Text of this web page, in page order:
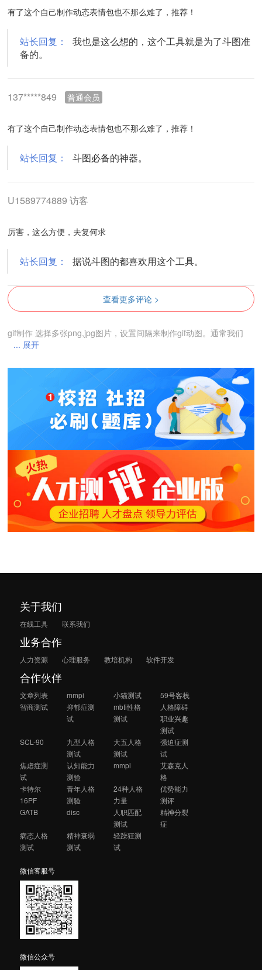
有了这个自己制作动态表情包也不那么难了，推荐！
站长回复：
我也是这么想的，这个工具就是为了斗图准
备的。
137*****849 普通会员
有了这个自己制作动态表情包也不那么难了，推荐！
站长回复： 斗图必备的神器。
U1589774889 访客
厉害，这么方便，夫复何求
站长回复： 据说斗图的都喜欢用这个工具。
查看更多评论 >
gif制作 选择多张png,jpg图片，设置间隔来制作gif动图。通常我们
... 展开
关于我们
在线工具 联系我们
业务合作
人力资源 心理服务 教培机构 软件开发
合作伙伴
文章列表 mmpi 小猫测试
59号客栈
智商测试
抑郁症测
试
mbti性格
测试
人格障碍
职业兴趣
测试
SCL-90
九型人格
测试
大五人格
测试
强迫症测
试
焦虑症测
试
认知能力
测验
mmpi
艾森克人
格
卡特尔
16PF
青年人格
测验
24种人格
力量
优势能力
测评
GATB
disc
人职匹配
测试
精神分裂
症
病态人格
测试
精神衰弱
测试
轻躁狂测
试
微信客服号
微信公众号